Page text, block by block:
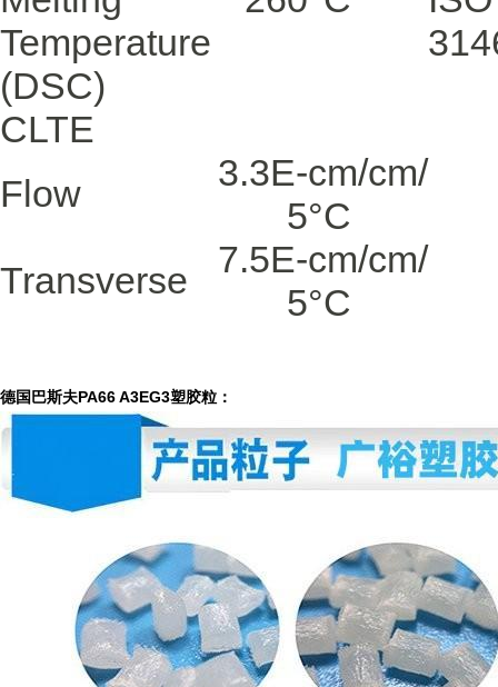
Temperature
(DSC)
CLTE
Flow
3.3E-
5
cm/cm/
°C
Transverse
7.5E-
5
cm/cm/
°C
德国巴斯夫PA66 A3EG3塑胶粒：